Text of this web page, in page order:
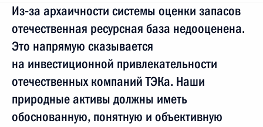
Из‑за архаичности системы оценки запасов
отечественная ресурсная база недооценена.
Это напрямую сказывается
на инвестиционной привлекательности
отечественных компаний ТЭКа. Наши
природные активы должны иметь
обоснованную, понятную и объективную